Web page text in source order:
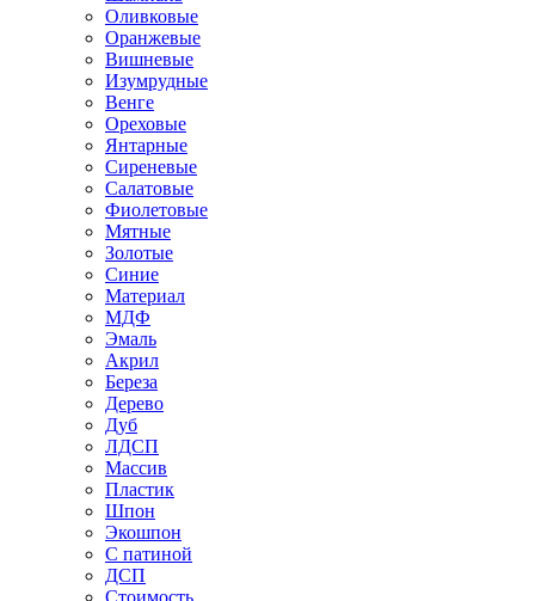
Оливковые
Оранжевые
Вишневые
Изумрудные
Венге
Ореховые
Янтарные
Сиреневые
Салатовые
Фиолетовые
Мятные
Золотые
Синие
Материал
МДФ
Эмаль
Акрил
Береза
Дерево
Дуб
ЛДСП
Массив
Пластик
Шпон
Экошпон
С патиной
ДСП
Стоимость